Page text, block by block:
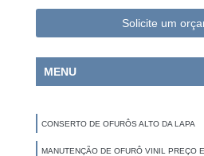
Solicite um
MENU
CONSERTO DE OFURÔS ALTO DA LAPA
MANUTENÇÃO DE OFURÔ VINIL PREÇO